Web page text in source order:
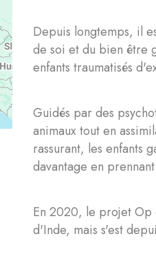
Depuis longtemps, il
de soi et du bien être
enfants traumatisés
Guidés par des
animaux tout en
rassurant, les enfants
davantage en
En 2020, le projet Op
d'Inde, mais s'est